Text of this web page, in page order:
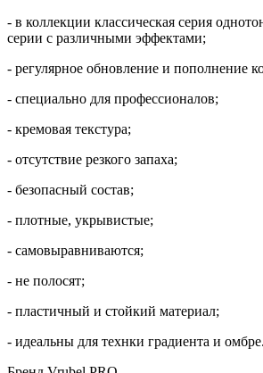
- в коллекции классическая серия
серии с различными эффектами;
- регулярное обновление и пополнение
- специально для профессионалов;
- кремовая текстура;
- отсутствие резкого запаха;
- безопасный состав;
- плотные, укрывистые;
- самовыравниваются;
- не полосят;
- пластичный и стойкий материал;
- идеальны для технки градиента и омбре.